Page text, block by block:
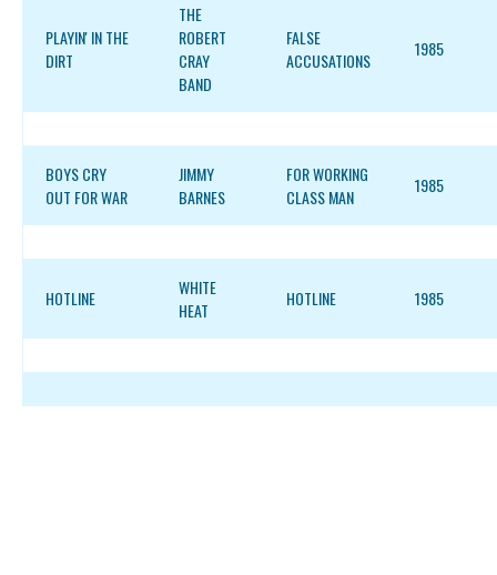
PLAYIN' IN THE
DIRT
THE
ROBERT
CRAY
BAND
FALSE
ACCUSATIONS
1985
BOYS CRY
OUT FOR WAR
JIMMY
BARNES
FOR WORKING
CLASS MAN
1985
HOTLINE
WHITE
HEAT
HOTLINE 1985